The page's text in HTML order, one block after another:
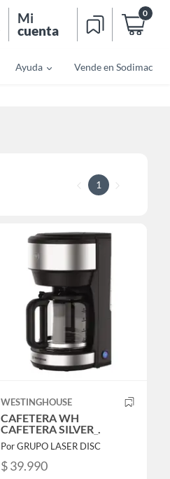
Mi
cuenta
0
Ayuda Vende en Sodimac
1
WESTINGHOUSE
CAFETERA WH
CAFETERA SILVER_.
Por GRUPO LASER DISC
$ 39.990